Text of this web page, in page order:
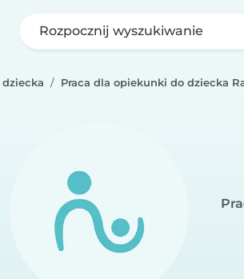
Rozpocznij wyszukiwanie
Praca dla opiekunki do dziecka